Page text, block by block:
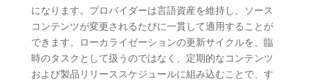
になります。プロバイダーは言語資産を維持し、ソース
コンテンツが変更されるたびに一貫して適用することが
できます。ローカライゼーションの更新サイクルを、臨
時のタスクとして扱うのではなく、定期的なコンテンツ
および製品リリーススケジュールに組み込むことで、す